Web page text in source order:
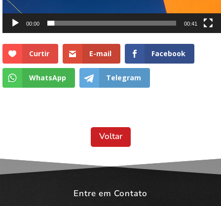
00:00 00:41
Curtir E-mail Facebook
WhatsApp Telegram
Voltar
Entre em Contato